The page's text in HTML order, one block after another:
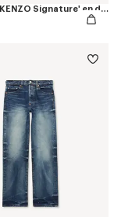
Jean droit 'KENZO Signature' en denim japonais